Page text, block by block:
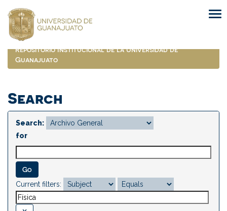
navigation
Repositorio Institucional de la Universidad de
Guanajuato
Search
Search:
for
Current filters: